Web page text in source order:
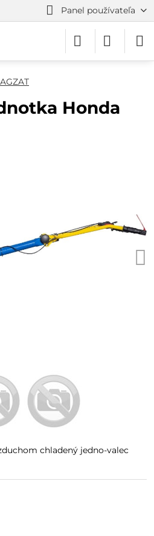
Panel používateľa
Honda
chladený jedno-valec